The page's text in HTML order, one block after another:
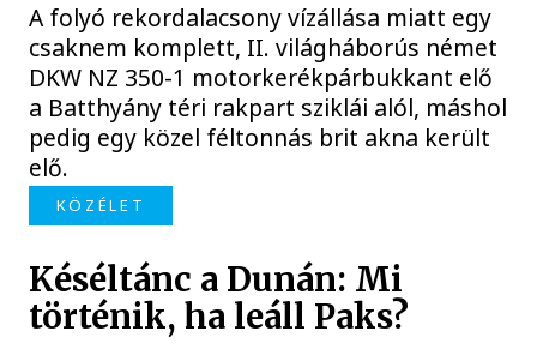
A folyó rekordalacsony vízállása miatt egy
csaknem komplett, II. világháborús német
DKW NZ 350-1 motorkerékpárbukkant elő
a Batthyány téri rakpart sziklái alól, máshol
pedig egy közel féltonnás brit akna került
elő.
KÖZÉLET
Késéltánc a Dunán: Mi
történik, ha leáll Paks?